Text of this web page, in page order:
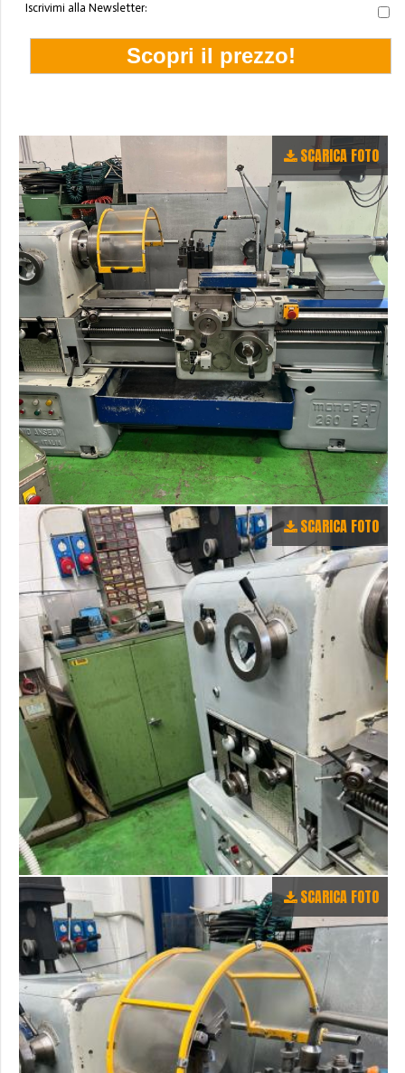
Iscrivimi alla Newsletter:
SCARICA FOTO
SCARICA FOTO
SCARICA FOTO